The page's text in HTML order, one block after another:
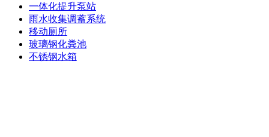
一体化提升泵站
雨水收集调蓄系统
移动厕所
玻璃钢化粪池
不锈钢水箱